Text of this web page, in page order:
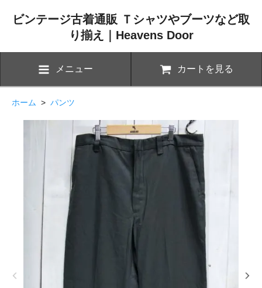
ビンテージ古着通販 Ｔシャツやブーツなど取
り揃え｜Heavens Door
メニュー カートを見る
ホーム > パンツ